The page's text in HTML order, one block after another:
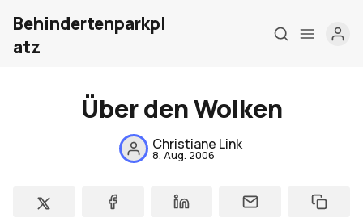
Home
Behindertenparkpl
atz
Über den Wolken
Christiane Link
8. Aug. 2006